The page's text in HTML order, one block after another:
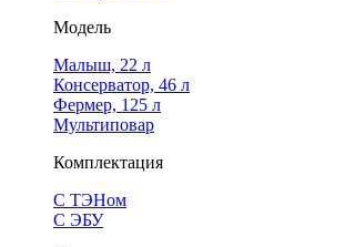
Модель
Малыш, 22 л
Консерватор, 46 л
Фермер, 125 л
Мультиповар
Комплектация
С ТЭНом
С ЭБУ